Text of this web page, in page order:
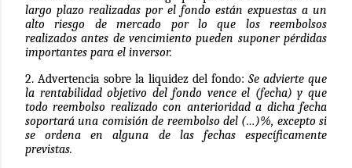
largo plazo realizadas por el fondo están expuestas a un
alto riesgo de mercado por lo que los reembolsos
realizados antes de vencimiento pueden suponer pérdidas
importantes para el inversor.
2. Advertencia sobre la liquidez del fondo: Se advierte que
la rentabilidad objetivo del fondo vence el (fecha) y que
todo reembolso realizado con anterioridad a dicha fecha
soportará una comisión de reembolso del (…)%, excepto si
se ordena en alguna de las fechas específicamente
previstas.